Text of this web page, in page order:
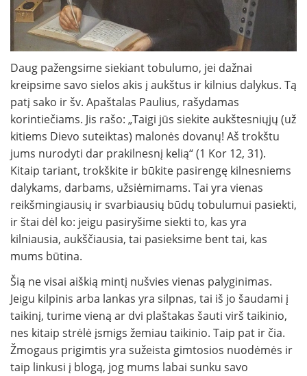
Daug pažengsime siekiant tobulumo, jei dažnai
kreipsime savo sielos akis į aukštus ir kilnius da­lykus. Tą
patį sako ir šv. Apaštalas Paulius, rašydamas
korintiečiams. Jis rašo: „Taigi jūs siekite aukštesniųjų (už
kitiems Dievo suteiktas) malonės dovanų! Aš trokštu
jums nurodyti dar prakilnesnį kelią“ (1 Kor 12, 31).
Kitaip tariant, trokškite ir būkite pasirengę kilnesniems
dalykams, darbams, užsiėmimams. Tai yra vienas
reikšmingiausių ir svarbiausių būdų tobulumui pasiekti,
ir štai dėl ko: jeigu pasiryšime siekti to, kas yra
kilniausia, aukščiausia, tai pasieksime bent tai, kas
mums būtina.
Šią ne visai aiškią mintį nušvies vie­nas palyginimas.
Jeigu kilpinis arba lan­kas yra silpnas, tai iš jo šaudami į
taikinį, tu­rime vieną ar dvi plaštakas šauti virš taikinio,
nes kitaip strėlė įsmigs žemiau taikinio. Taip pat ir čia.
Žmogaus prigimtis yra sužeista gimtosios nuodėmės ir
taip linkusi į blogą, jog mums labai sunku savo